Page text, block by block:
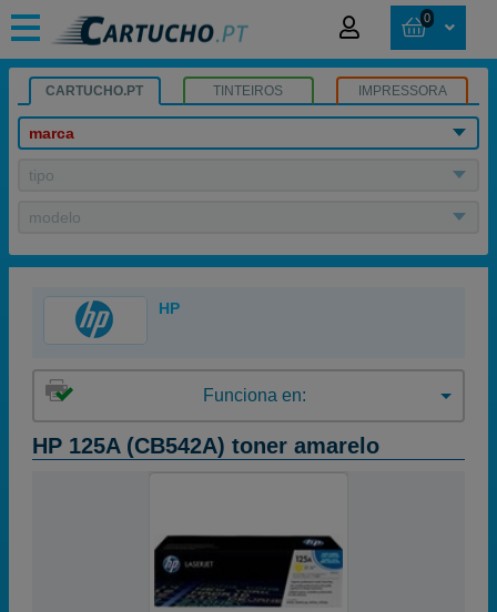
0
CARTUCHO.PT TINTEIROS IMPRESSORA
marca
tipo
modelo
HP
Funciona en:
HP 125A (CB542A) toner amarelo